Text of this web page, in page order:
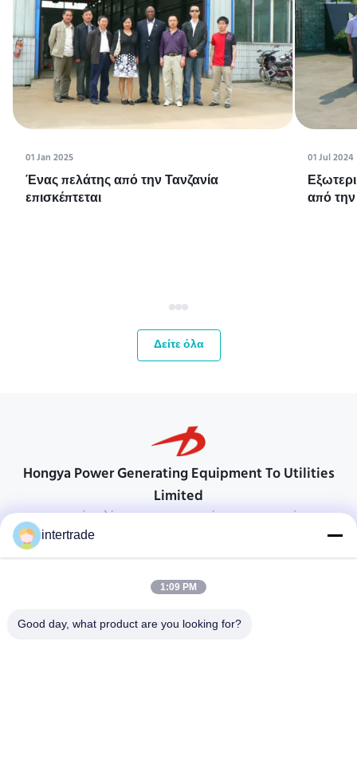
01 Jan 2025
Ένας πελάτης από την Τανζανία
επισκέπτεται
01 Jul 2024
από
Δείτε όλα
Hongya Power Generating Equipment To Utilities
Limited
προσαρμοσμένες λύσεις για να ανταποκρίνονται στις απαιτήσεις των
Χωριό Anxi, πόλη Yuping, νομός Hongya, Κίνα
86-28-37561966-8:00
intertrade
1:09 PM
Good day, what product are you looking for?